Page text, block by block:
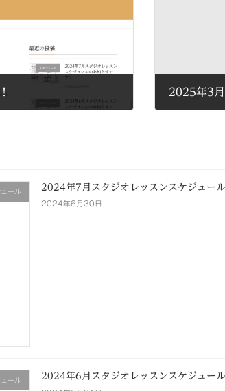
2025年3月
ュール 2024年7月スタジオレッスンスケジュール
2024年6月30日
ュール 2024年6月スタジオレッスンスケジュール